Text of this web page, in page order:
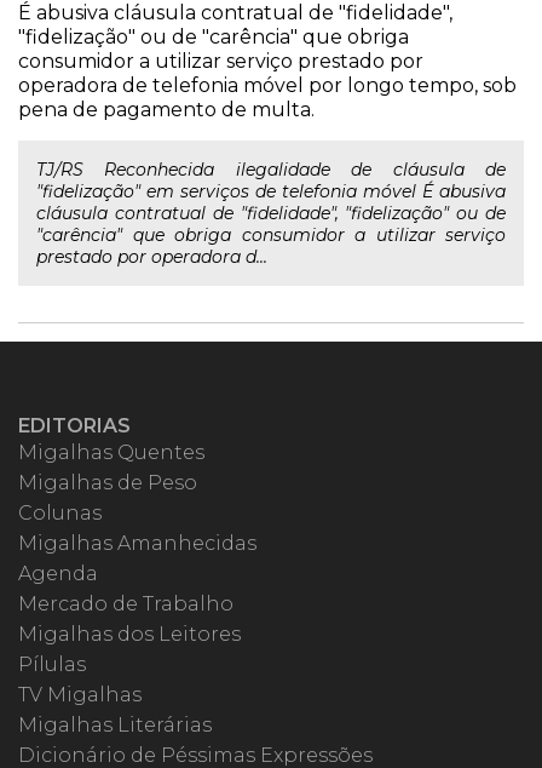
É abusiva cláusula contratual de "fidelidade",
"fidelização" ou de "carência" que obriga
consumidor a utilizar serviço prestado por
operadora de telefonia móvel por longo tempo, sob
pena de pagamento de multa.
TJ/RS Reconhecida ilegalidade de cláusula de
"fidelização" em serviços de telefonia móvel É abusiva
cláusula contratual de "fidelidade", "fidelização" ou de
"carência" que obriga consumidor a utilizar serviço
prestado por operadora d...
EDITORIAS
Migalhas Quentes
Migalhas de Peso
Colunas
Migalhas Amanhecidas
Agenda
Mercado de Trabalho
Migalhas dos Leitores
Pílulas
TV Migalhas
Migalhas Literárias
Dicionário de Péssimas Expressões